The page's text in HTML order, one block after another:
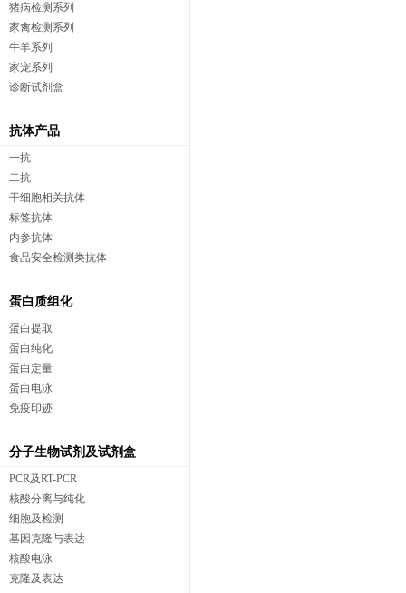
猪病检测系列
家禽检测系列
牛羊系列
家宠系列
诊断试剂盒
抗体产品
一抗
二抗
干细胞相关抗体
标签抗体
内参抗体
食品安全检测类抗体
蛋白质组化
蛋白提取
蛋白纯化
蛋白定量
蛋白电泳
免疫印迹
分子生物试剂及试剂盒
PCR及RT-PCR
核酸分离与纯化
细胞及检测
基因克隆与表达
核酸电泳
克隆及表达